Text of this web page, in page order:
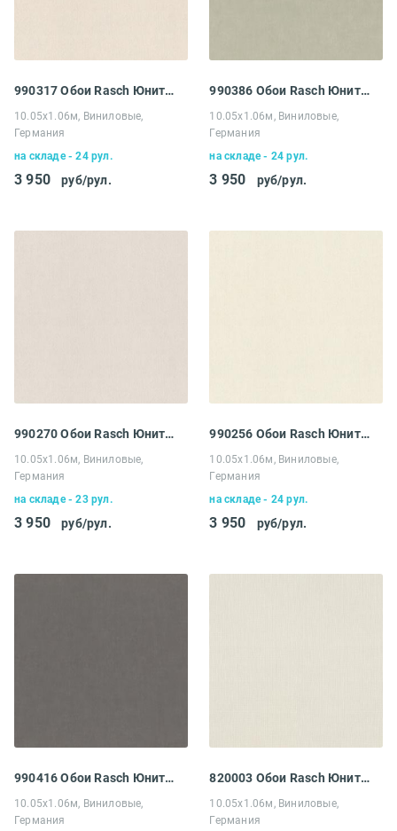
990317 Обои Rasch Юнитекс
10.05х1.06м, Виниловые,
Германия
на складе - 24 рул.
3 950 руб/рул.
990386 Обои Rasch Юнитекс
10.05х1.06м, Виниловые,
Германия
на складе - 24 рул.
3 950 руб/рул.
990270 Обои Rasch Юнитекс
10.05х1.06м, Виниловые,
Германия
на складе - 23 рул.
3 950 руб/рул.
990256 Обои Rasch Юнитекс
10.05х1.06м, Виниловые,
Германия
на складе - 24 рул.
3 950 руб/рул.
990416 Обои Rasch Юнитекс
10.05х1.06м, Виниловые,
Германия
820003 Обои Rasch Юнитекс
10.05х1.06м, Виниловые,
Германия